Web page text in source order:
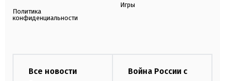
Политика
конфиденциальности
Игры
Все новости
Война России с